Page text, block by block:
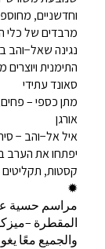
וחדשניים,
מרבדים של כלי
נגינה שאל−והב
התימנית
סאונד עתידי
מתן כספי –
אורגן
איל אל−והב −
יפתחו את הערב
קסטות, תקליטים
✹
مراسم حسية
المقطرة
والجميع معًا